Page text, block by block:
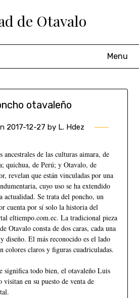
de Otavalo
Menu
otavaleño
2017-12-27 by L. Hdez
ancestrales de las culturas aimara, de
quichua, de Perú; y Otavalo, de
revelan que están vinculadas por una
cuyo uso se ha extendido
actualidad. Se trata del poncho, un
cuenta por sí solo la historia del
eltiempo.com.ec. La tradicional pieza
Otavalo consta de dos caras, cada una
diseño. El más reconocido es el lado
colores claros y figuras cuadriculadas.
significa todo bien, el otavaleño Luis
visitan en su puesto de venta de